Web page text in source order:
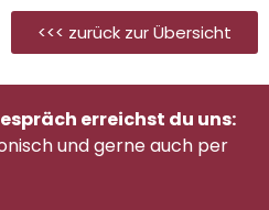
<<< zurück zur Übersicht
erreichst du uns:
und gerne auch per